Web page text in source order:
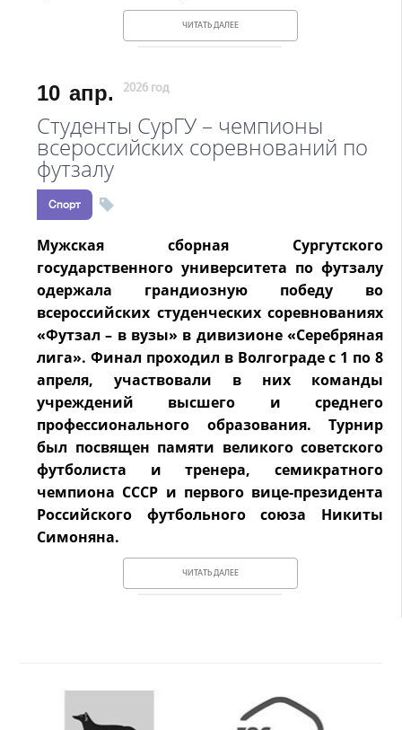
ЧИТАТЬ ДАЛЕЕ
10 апр. 2026 год
Студенты СурГУ – чемпионы
всероссийских соревнований по
футзалу
Спорт
Мужская сборная Сургутского
государственного университета по футзалу
одержала грандиозную победу во
всероссийских студенческих соревнованиях
«Футзал – в вузы» в дивизионе «Серебряная
лига». Финал проходил в Волгограде с 1 по 8
апреля, участвовали в них команды
учреждений высшего и среднего
профессионального образования. Турнир
был посвящен памяти великого советского
футболиста и тренера, семикратного
чемпиона СССР и первого вице-президента
Российского футбольного союза Никиты
Симоняна.
ЧИТАТЬ ДАЛЕЕ